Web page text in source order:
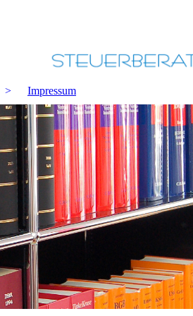
Impressum